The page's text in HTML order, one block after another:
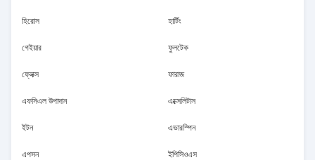
হিরোস হার্টিং
গেইয়ার ফুলটেক
ফ্লেক্স ফারাজ
এফসিএল উপাদান এক্সেলিটাস
ইটন এভারস্পিন
এপসন ইপিসিওএস